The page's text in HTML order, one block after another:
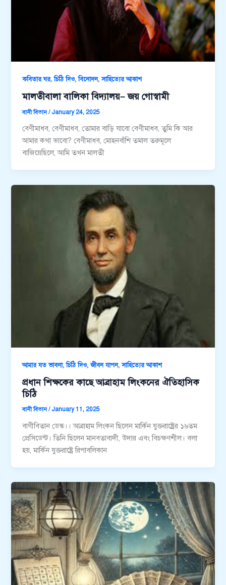
কবিতার ঘর,চিঠি দিও,বিনোদন,সাহিত্যের আকাশ
মালতীবালা বালিকা বিদ্যালয়– জয় গোস্বামী
বানী বিতান/ January 24, 2025
বেণীমাধব, বেণীমাধব, তোমার বাড়ি যাবো বেণীমাধব, তুমি কি আর
আমার কথা ভাবো? বেণীমাধব, মোহনবাঁশি তমাল তরুমূলে
বাজিয়েছিলে, আমি তখন মালতী
আমার যত ভাবনা,চিঠি দিও,জীবন যাপন,সাহিত্যের আকাশ
প্রধান শিক্ষকের কাছে আব্রাহাম লিংকনের ঐতিহাসিক
চিঠি
বানী বিতান/ January 11, 2025
বাণীবিতান ডেস্ক।। আব্রাহাম লিংকন ছিলেন মার্কিন যুক্তরাষ্ট্রের ১৬তম
প্রেসিডেন্ট। তিনি ছিলেন মানবতাবাদী, উদার এবং বিচক্ষণশীল। বলা
হয়, মার্কিন যুক্তরাষ্ট্রে রিপাবলিকান